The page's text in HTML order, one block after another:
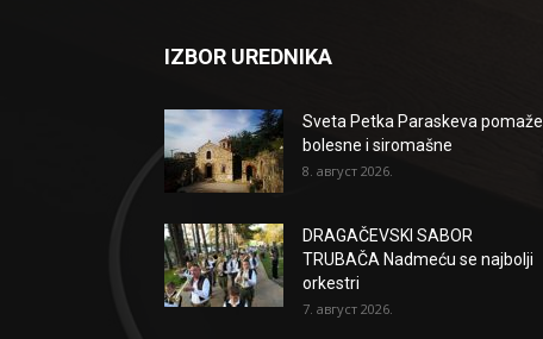
IZBOR UREDNIKA
Sveta Petka Paraskeva pomaže
bolesne i siromašne
8. август 2026.
DRAGAČEVSKI SABOR
TRUBAČA Nadmeću se najbolji
orkestri
7. август 2026.